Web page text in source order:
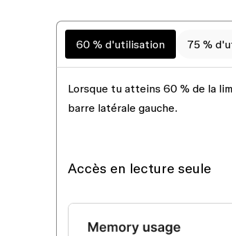
60 % d'utilisation 75 %
Lorsque tu atteins 60 % de la
barre latérale gauche.
Accès en lecture seule